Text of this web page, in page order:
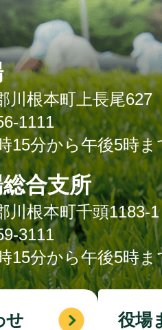
川根本町上長尾627
1111
15分から午後5時ま
合支所
川根本町千頭1183-1
3111
15分から午後5時ま
せ 役場